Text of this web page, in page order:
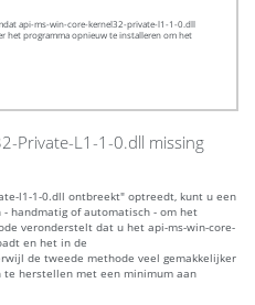
api-ms-win-core-kernel32-private-l1-1-0.dll
het programma opnieuw te installeren om het
Private-L1-1-0.dll missing
l1-1-0.dll ontbreekt" optreedt, kunt u een
handmatig of automatisch - om het
veronderstelt dat u het api-ms-win-core-
en het in de
de tweede methode veel gemakkelijker
herstellen met een minimum aan